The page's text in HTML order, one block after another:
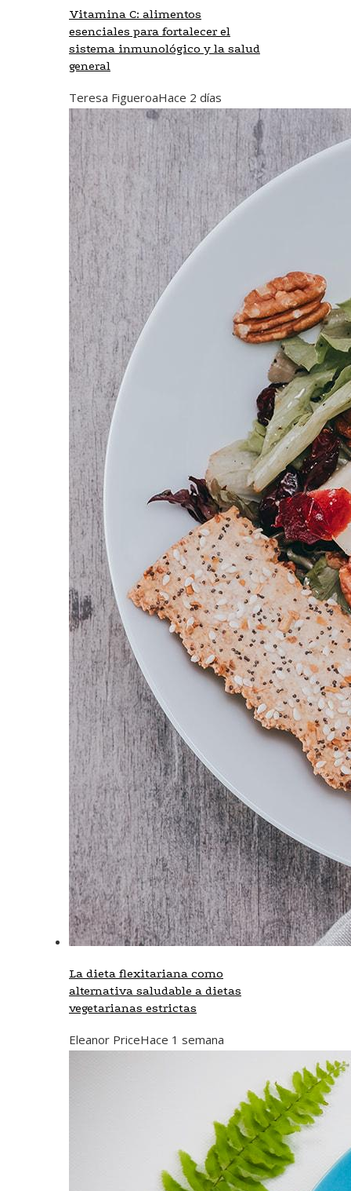
Vitamina C: alimentos
esenciales para fortalecer el
sistema inmunológico y la salud
general
Teresa FigueroaHace 2 días
La dieta flexitariana como
alternativa saludable a dietas
vegetarianas estrictas
Eleanor PriceHace 1 semana